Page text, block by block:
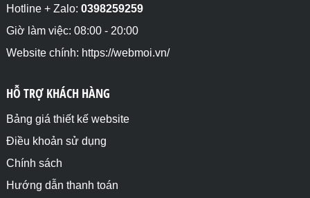
rộng của phần tử con không quy định thì sẽ full
chiều rộng theo phần tử cha.</p>
<div class ="divcha" style="flex-direction: column-
reverse;">
    <p>column-reverse(3)</p>
</html>
Hotline + Zalo: 0398259259
Giờ làm việc: 08:00 - 20:00
Website chính: https://webmoi.vn/
HỖ TRỢ KHÁCH HÀNG
Bảng giá thiết kế website
Điều khoản sử dụng
Chính sách
Hướng dẫn thanh toán